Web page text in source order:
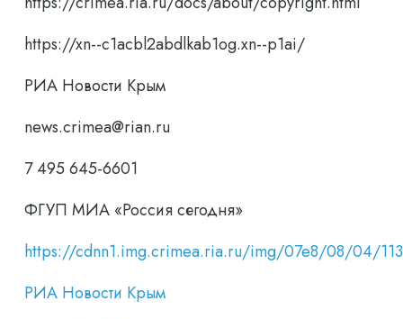
https://xn--c1acbl2abdlkab1og.xn--p1ai/
РИА Новости Крым
news.crimea@rian.ru
7 495 645-6601
ФГУП МИА «Россия сегодня»
https://cdnn1.img.crimea.ria.ru/img/07e8/08/04/
РИА Новости Крым